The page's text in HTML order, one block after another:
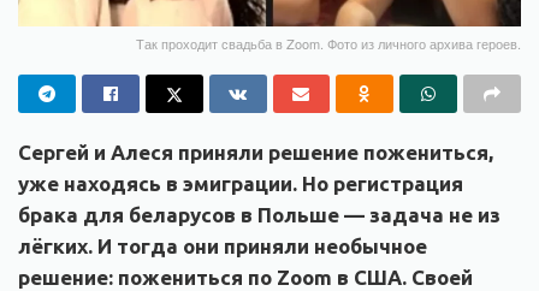
Так проходит свадьба в Zoom. Фото из личного архива героев.
Сергей и Алеся приняли решение пожениться,
уже находясь в эмиграции. Но регистрация
брака для беларусов в Польше — задача не из
лёгких. И тогда они приняли необычное
решение: пожениться по Zoom в США. Своей